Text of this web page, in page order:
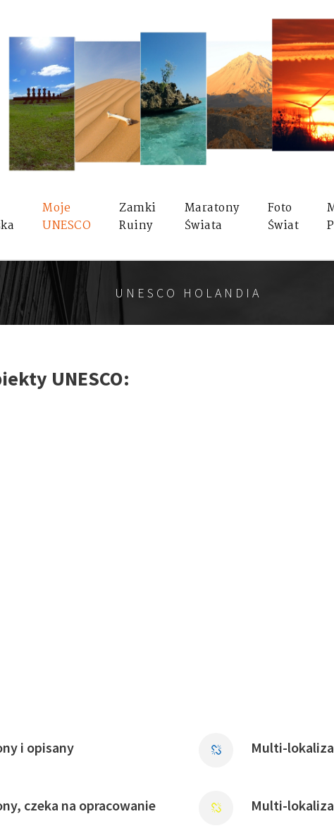
Moje
UNESCO
Zamki
Ruiny
Maratony
Świata
Foto
Świat
UNESCO HOLANDIA
UNESCO:
i opisany
czeka na opracowanie
Multi-
Multi-